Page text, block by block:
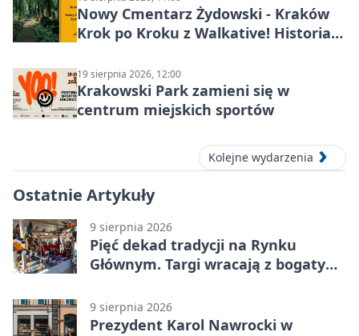
Nowy Cmentarz Żydowski - Kraków
Krok po Kroku z Walkative! Historia
19 sierpnia 2026, 12:00
Krakowski Park zamieni się w
centrum miejskich sportów
Kolejne wydarzenia
Ostatnie Artykuły
9 sierpnia 2026
Pięć dekad tradycji na Rynku
Głównym. Targi wracają z bogatym
9 sierpnia 2026
Prezydent Karol Nawrocki w